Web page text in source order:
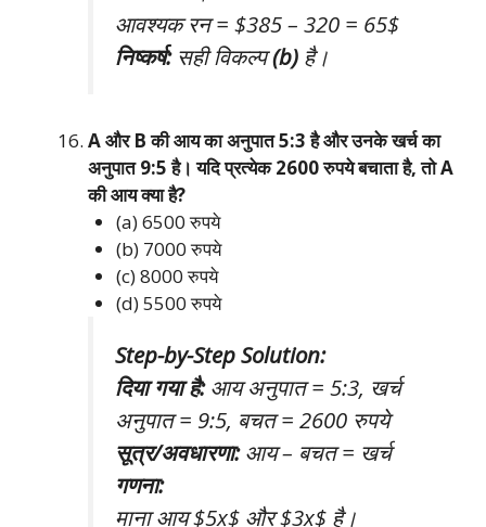
आवश्यक रन = $385 – 320 = 65$
निष्कर्ष:सही विकल्प(b) है।
A और B की आय का अनुपात 5:3 है और उनके खर्च का
अनुपात 9:5 है। यदि प्रत्येक 2600 रुपये बचाता है, तो A
की आय क्या है?
(a) 6500 रुपये
(b) 7000 रुपये
(c) 8000 रुपये
(d) 5500 रुपये
Step-by-Step Solution:
दिया गया है:आय अनुपात = 5:3, खर्च
अनुपात = 9:5, बचत = 2600 रुपये
सूत्र/अवधारणा:आय – बचत = खर्च
गणना:
माना आय $5x$ और $3x$ है।